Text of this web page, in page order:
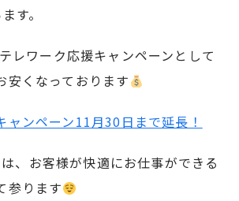
す。
レワーク応援キャンペーンとして
安くなっております
ャンペーン11月30日まで延長！
、お客様が快適にお仕事ができる
参ります